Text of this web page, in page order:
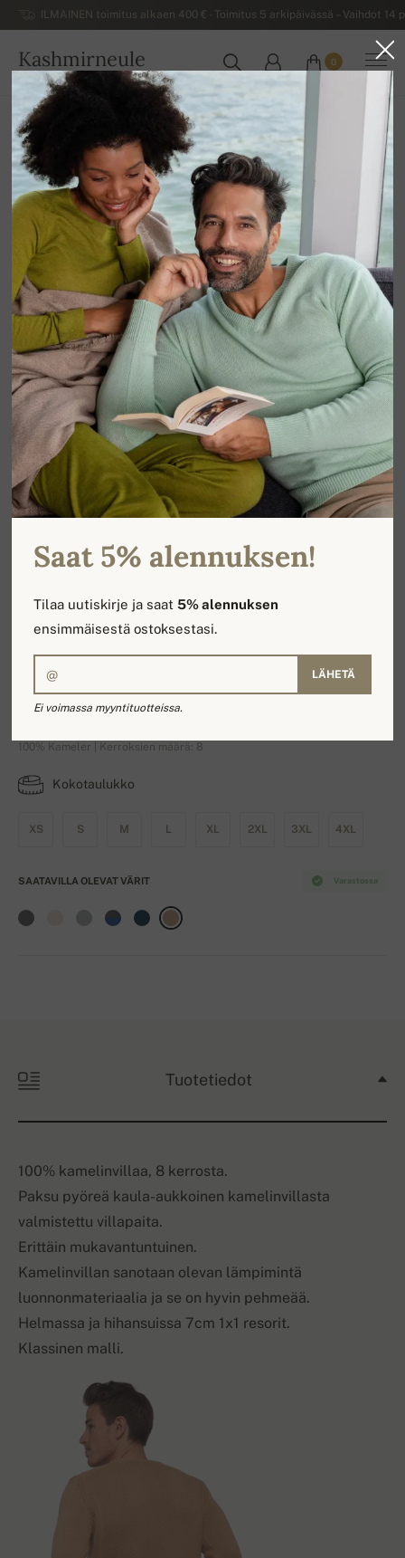
ILMAINEN toimitus alkaen 400 € - Toimitus 5 arkipäivässä – Vaihdot
Kashmirneule
SUOMI
0
Kotiin Miesten kashmirneuleet
Cole
100% Kameler | Kerroksien määrä: 8
Kokotaulukko
XS S M L XL 2XL 3XL 4XL
Varastossa
SAATAVILLA OLEVAT VÄRIT
Tuotetiedot
100% kamelinvillaa, 8 kerrosta.
Paksu pyöreä kaula-aukkoinen kamelinvillasta
valmistettu villapaita.
Erittäin mukavantuntuinen.
Kamelinvillan sanotaan olevan lämpimintä
luonnonmateriaalia ja se on hyvin pehmeää.
Helmassa ja hihansuissa 7cm 1x1 resorit.
Klassinen malli.
Saat 5% alennuksen!
Tilaa uutiskirje ja saat5% alennuksen
ensimmäisestä ostoksestasi.
LÄHETÄ
Ei voimassa myyntituotteissa.